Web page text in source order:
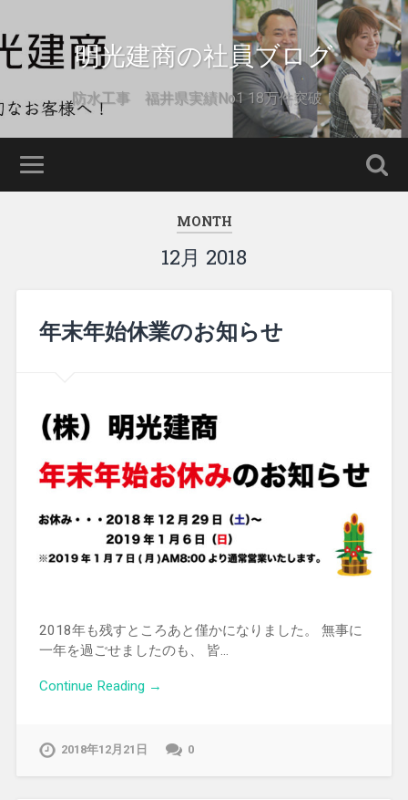
明光建商の社員ブログ
防水工事 福井県実績No1 18万件突破！
MONTH
12月 2018
年末年始休業のお知らせ
2018年も残すところあと僅かになりました。 無事に
一年を過ごせましたのも、 皆…
Continue Reading →
2018年12月21日 0